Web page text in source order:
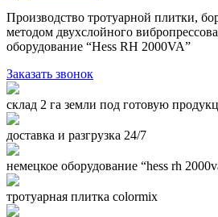
Производство тротуарной плитки,
методом двухслойного
оборудование “Hess RH 2000VA”
Заказать звонок
склад 2 га земли под готовую
доставка и разгрузка 24/7
немецкое оборудование “hess rh
тротуарная плитка colormix